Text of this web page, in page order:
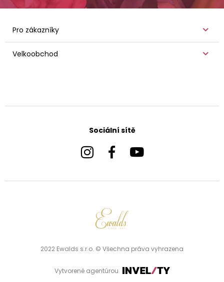
Pro zákazníky
Velkoobchod
Sociální sítě
2022 Ewalds s.r.o. © Všechna práva vyhrazena
Vytvorené agentúrou